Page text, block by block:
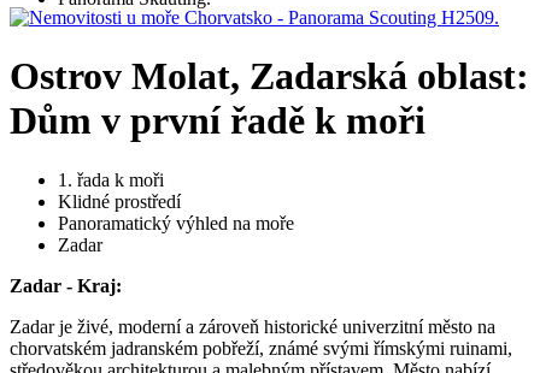
Ostrov Molat, Zadarská oblast:
Dům v první řadě k moři
1. řada k moři
Klidné prostředí
Panoramatický výhled na moře
Zadar
Zadar - Kraj:
Zadar je živé, moderní a zároveň historické univerzitní město na
chorvatském jadranském pobřeží, známé svými římskými ruinami,